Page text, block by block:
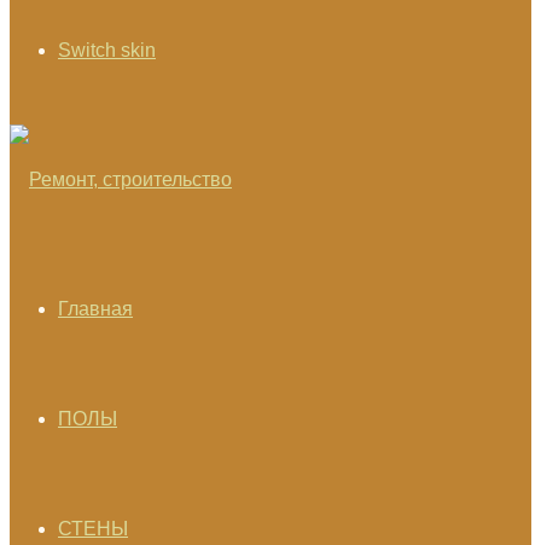
Switch skin
Главная
ПОЛЫ
СТЕНЫ